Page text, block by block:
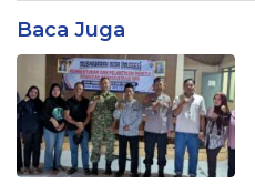
Baca Juga